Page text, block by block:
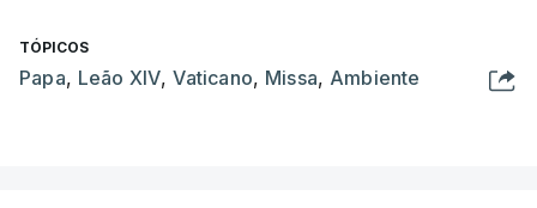
TÓPICOS
Papa, Leão XIV,Vaticano, Missa, Ambiente